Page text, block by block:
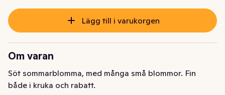
Lägg till i varukorgen
Om varan
Söt sommarblomma, med många små blommor. Fin
både i kruka och rabatt.